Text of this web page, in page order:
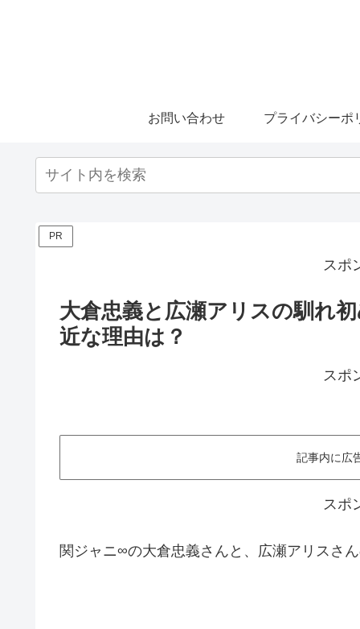
お問い合わせ プライバシーポ
PR
スポ
大倉忠義と広瀬アリスの馴れ
近な理由は？
スポ
記事内に広
スポ
関ジャニ∞の大倉忠義さんと、広瀬アリスさ